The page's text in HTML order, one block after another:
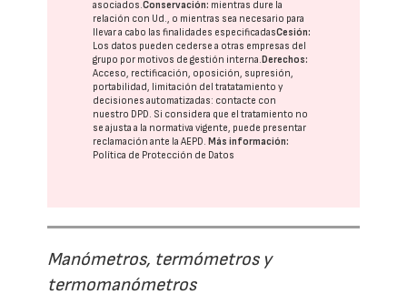
asociados.Conservación: mientras dure la
relación con Ud., o mientras sea necesario para
llevar a cabo las finalidades especificadasCesión:
Los datos pueden cederse a otras empresas del
grupo por motivos de gestión interna.Derechos:
Acceso, rectificación, oposición, supresión,
portabilidad, limitación del tratatamiento y
decisiones automatizadas: contacte con
nuestro DPD. Si considera que el tratamiento no
se ajusta a la normativa vigente, puede presentar
reclamación ante laAEPD.Más información:
Política de Protección de Datos
Manómetros, termómetros y
termomanómetros